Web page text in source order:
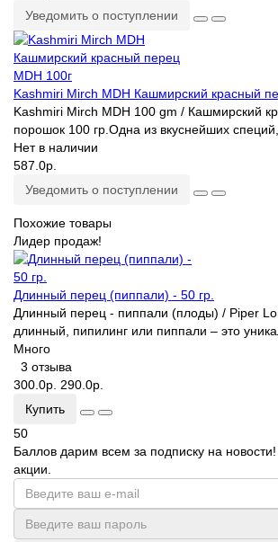
Уведомить о поступлении
Kashmiri Mirch MDH Кашмирский красный
Kashmiri Mirch MDH 100 gm / Кашмирский
порошок 100 гр.Одна из вкуснейших
Нет в наличии
587.0р.
Уведомить о поступлении
Похожие товары
Лидер продаж!
Длинный перец (пиппали) - 50 гр.
Длинный перец - пиппали (плоды) / Piper
длинный, пипилинг или пиппали – это
Много
3 отзыва
300.0р. 290.0р.
Купить
50
Баллов дарим всем за подписку на
акции.